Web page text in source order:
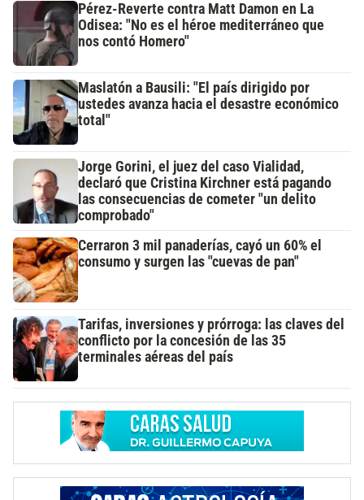
Pérez-Reverte contra Matt Damon en La
Odisea: "No es el héroe mediterráneo que
nos contó Homero"
Maslatón a Bausili: "El país dirigido por
ustedes avanza hacia el desastre económico
total"
Jorge Gorini, el juez del caso Vialidad,
declaró que Cristina Kirchner está pagando
las consecuencias de cometer "un delito
comprobado"
Cerraron 3 mil panaderías, cayó un 60% el
consumo y surgen las "cuevas de pan"
Tarifas, inversiones y prórroga: las claves del
conflicto por la concesión de las 35
terminales aéreas del país